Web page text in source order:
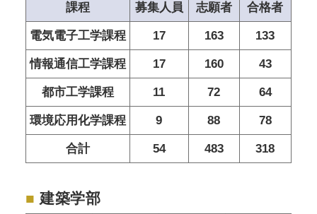
課程 募集人員 志願者 合格者
電気電子工学課程 17 163 133
情報通信工学課程 17 160 43
都市工学課程 11 72 64
環境応用化学課程 9 88 78
合計 54 483 318
■ 建築学部